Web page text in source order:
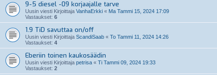
9-5 diesel -09 korjaajalle tarve
Uusin viesti Kirjoittaja VanhaErkki « Ma Tammi 15, 2024 17:09
Vastaukset: 6
1.9 TiD savuttaa on/off
Uusin viesti Kirjoittaja ScandiSaab « To Tammi 11, 2024 14:26
Vastaukset: 4
Eberiin toinen kaukosäädin
Uusin viesti Kirjoittaja petrisa « Ti Tammi 09, 2024 19:33
Vastaukset: 2